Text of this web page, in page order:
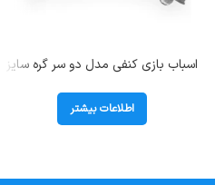
اسباب بازی کنفی مدل دو سر گره سایز
اطلاعات بیشتر